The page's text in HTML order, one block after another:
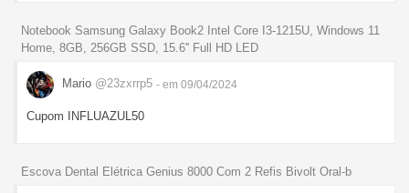
Notebook Samsung Galaxy Book2 Intel Core I3-1215U, Windows 11
Home, 8GB, 256GB SSD, 15.6'' Full HD LED
Mario @23zxrrp5 - em 09/04/2024
Cupom INFLUAZUL50
Escova Dental Elétrica Genius 8000 Com 2 Refis Bivolt Oral-b